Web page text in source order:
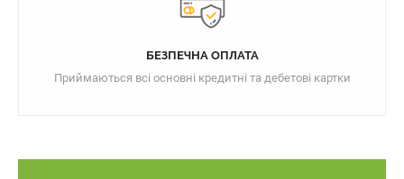
БЕЗПЕЧНА ОПЛАТА
Приймаються всі основні кредитні та дебетові картки